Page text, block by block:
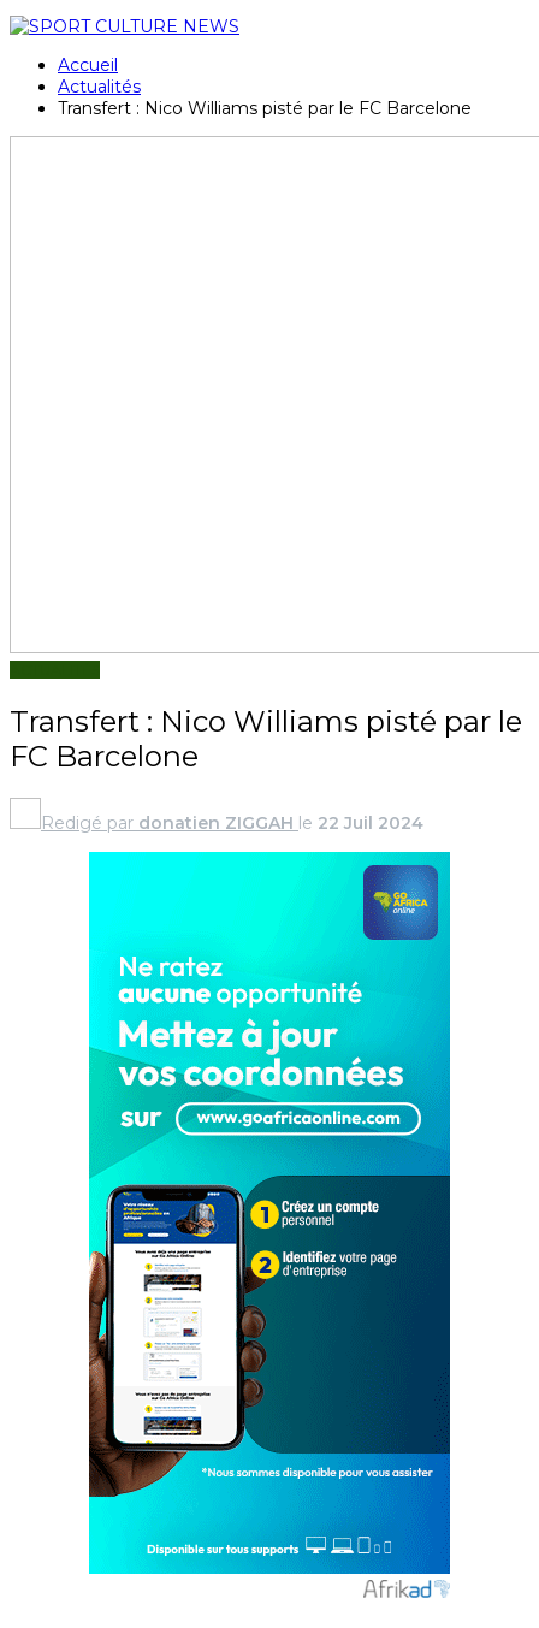
Accueil
Actualités
Transfert : Nico Williams pisté par le FC Barcelone
Transfert : Nico Williams pisté par le
FC Barcelone
Redigé par donatien ZIGGAH le 22 Juil 2024